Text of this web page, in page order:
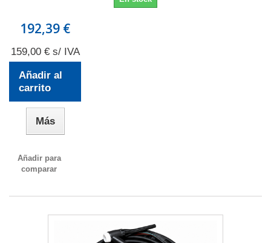
192,39 €
159,00 € s/ IVA
Añadir al
carrito
Más
Añadir para
comparar